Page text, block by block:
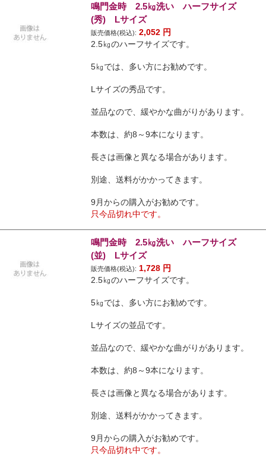
鳴門金時 2.5㎏洗い ハーフサイズ
(秀) Lサイズ
販売価格(税込): 2,052 円
2.5㎏のハーフサイズです。
5㎏では、多い方にお勧めです。
Lサイズの秀品です。
並品なので、緩やかな曲がりがあります。
本数は、約8～9本になります。
長さは画像と異なる場合があります。
別途、送料がかかってきます。
9月からの購入がお勧めです。
只今品切れ中です。
鳴門金時 2.5㎏洗い ハーフサイズ
(並) Lサイズ
販売価格(税込): 1,728 円
2.5㎏のハーフサイズです。
5㎏では、多い方にお勧めです。
Lサイズの並品です。
並品なので、緩やかな曲がりがあります。
本数は、約8～9本になります。
長さは画像と異なる場合があります。
別途、送料がかかってきます。
9月からの購入がお勧めです。
只今品切れ中です。